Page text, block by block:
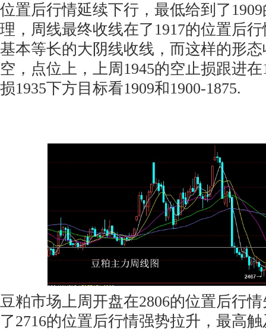
位置后行情延续下行，最低给到了
理，周线最终收线在了1917的位置后
基本等长的大阴线收线，而这样的形
空，点位上，上周1945的空止损跟进在
损1935下方目标看1909和1900-1875.
豆粕市场上周开盘在2806的位置后行
了2716的位置后行情强势拉升，最高